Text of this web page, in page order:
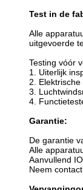
Test in de
Alle
uitgevoerde
Testing vóór
1. Uiterlijk
2.
3.
4.
Garantie:
De garantie
Alle
Aanvullend
Neem